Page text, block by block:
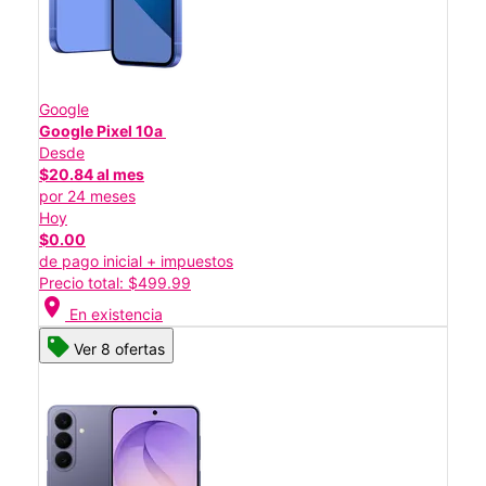
Google
Google Pixel 10a
Desde
$20.84 al mes
por 24 meses
Hoy
$0.00
de pago inicial + impuestos
Precio total: $499.99
location_on En existencia
Ver 8 ofertas